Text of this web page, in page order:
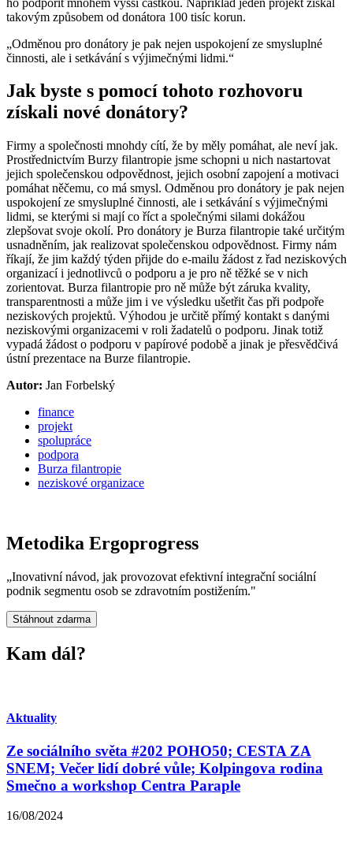
takovým způsobem od donátora 100 tisíc korun.
„Odměnou pro donátory je pak nejen uspokojení ze smysluplné
činnosti, ale i setkávání s výjimečnými lidmi.“
Jak byste s pomocí tohoto rozhovoru
získali nové donátory?
Firmy a společnosti mnohdy cítí, že by měly pomáhat, ale neví jak.
Prostřednictvím Burzy filantropie jsme schopni u nich nastartovat
jejich společenskou odpovědnost, jejich osobní zapojení a motivaci
pomáhat něčemu, co má smysl. Odměnou pro donátory je pak nejen
uspokojení ze smysluplné činnosti, ale i setkávání s výjimečnými
lidmi, se kterými si mají co říct a společnými silami dokážou
zlepšovat svoje okolí. Pro donátory je Burza filantropie také určitým
usnadněním, jak realizovat společenskou odpovědnost. Firmy nám
říkají, že jim každý týden přijde do e-mailu žádost z řad neziskových
organizací i jednotlivců o podporu a je pro ně těžké se v nich
zorientovat. Burza filantropie pro ně může být záruka kvality,
transparentnosti a může jim i ve výsledku ušetřit čas při podpoře
neziskových projektů. Výhodou je určitě přímý kontakt s danými
neziskovými organizacemi v roli žadatelů o podporu. Jinak totiž
vypadá žádost o podporu v papírové podobě a jinak je přesvědčivá
ústní prezentace na Burze filantropie.
Autor: Jan Forbelský
finance
projekt
spolupráce
podpora
Burza filantropie
neziskové organizace
Metodika Ergoprogress
„Inovativní návod, jak provozovat efektivní integrační sociální
podnik segmentu osob se zdravotním postižením."
Stáhnout zdarma
Kam dál?
Aktuality
Ze sociálního světa #202 POHO50; CESTA ZA
SNEM; Večer lidí dobré vůle; Kolpingova rodina
Smečno a workshop Centra Paraple
16/08/2024